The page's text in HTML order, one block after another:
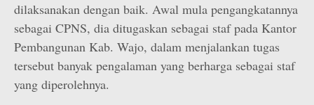
dilaksanakan dengan baik. Awal mula pengangkatannya
sebagai CPNS, dia ditugaskan sebagai staf pada Kantor
Pembangunan Kab. Wajo, dalam menjalankan tugas
tersebut banyak pengalaman yang berharga sebagai staf
yang diperolehnya.